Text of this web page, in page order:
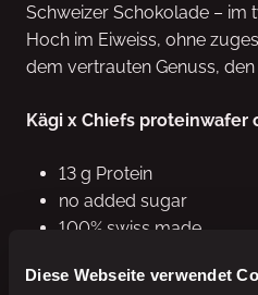
Diese Webseite verwendet
Schweizer Schokolade – im
Hoch im Eiweiss, ohne
dem vertrauten Genuss,
Kägi x Chiefs proteinwafer
13 g Protein
no added sugar
100% swiss made
Genuss und Funktionalität in